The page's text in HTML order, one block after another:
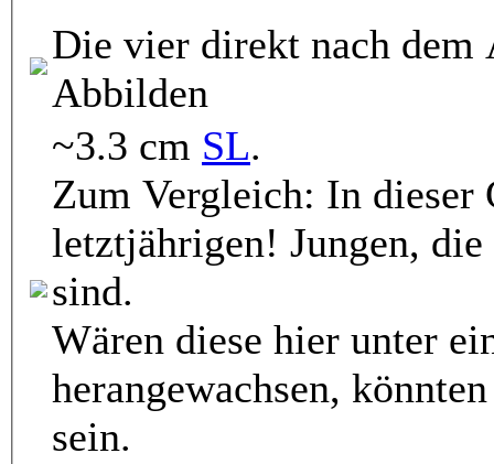
Die vier direkt nach dem
Abbilden
~3.3 cm SL.
Zum Vergleich: In dieser
letztjährigen! Jungen,
sind.
Wären diese hier unter
herangewachsen,
sein.